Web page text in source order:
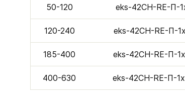
50-120 eks-42CH-RE-П-
120-240 eks-42CH-RE-П-
185-400 eks-42CH-RE-П-
400-630 eks-42CH-RE-П-